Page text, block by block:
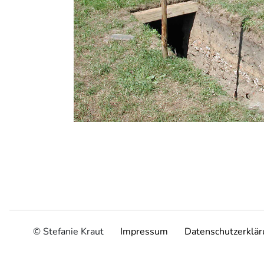
© Stefanie Kraut Impressum